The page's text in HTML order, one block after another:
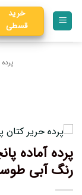
خرید
قسطی
رنگ آبی طوسی ارتفاع